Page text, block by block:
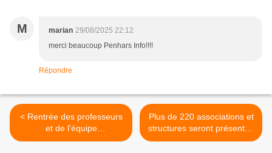
M marian 29/08/2025 22:12
merci beaucoup Penhars Info!!!!
Répondre
< Rentrée des professeurs
et de l'équipe
d'encadrement du collège
Plus de 220 associations et
structures seront présentes
au forum des associations